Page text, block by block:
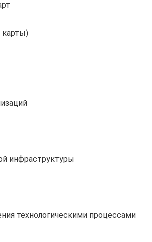
карты)
инфраструктуры
технологическими процессами